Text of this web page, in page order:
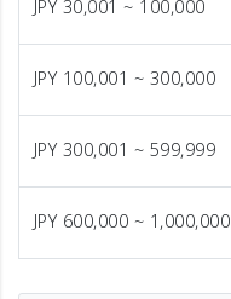
JPY 30,001 ~ 100,000
JPY 100,001 ~ 300,000
JPY 300,001 ~ 599,999
JPY 600,000 ~ 1,000,000